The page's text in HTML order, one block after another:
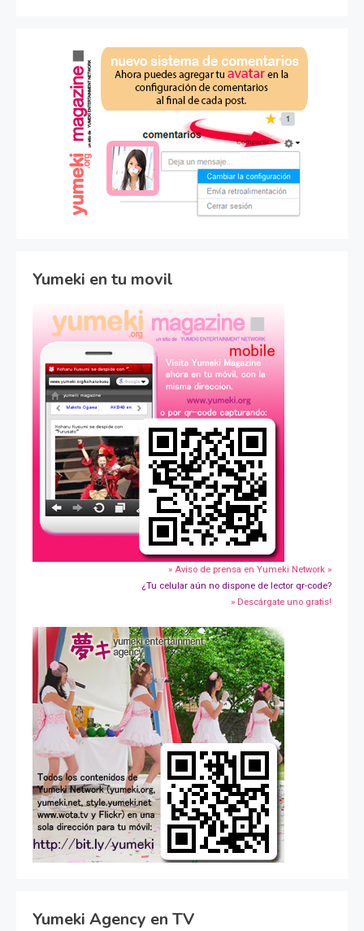
Yumeki en tu movil
» Aviso de prensa en Yumeki Network »
¿Tu celular aún no dispone de lector qr-code?
» Descárgate uno gratis!
Yumeki Agency en TV